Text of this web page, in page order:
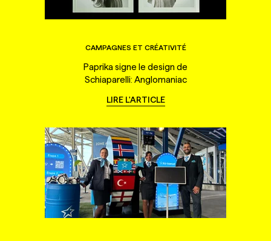
CAMPAGNES ET CRÉATIVITÉ
Paprika signe le design de
Schiaparelli: Anglomaniac
LIRE L'ARTICLE